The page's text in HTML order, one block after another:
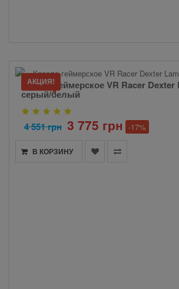
АКЦИЯ!
Кресло геймерское VR Racer
серый/белый
4 551 грн 3 775 грн -17%
В КОРЗИНУ